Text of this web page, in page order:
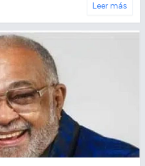
Leer más